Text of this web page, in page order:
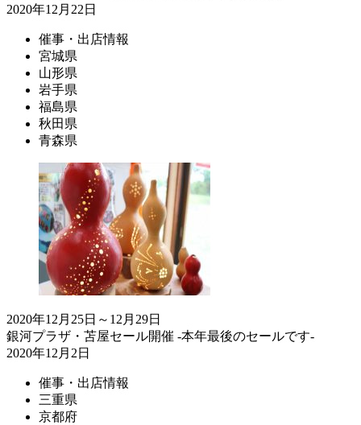
2020年12月22日
催事・出店情報
宮城県
山形県
岩手県
福島県
秋田県
青森県
2020年12月25日～12月29日
銀河プラザ・苫屋セール開催 -本年最後のセールです-
2020年12月2日
催事・出店情報
三重県
京都府